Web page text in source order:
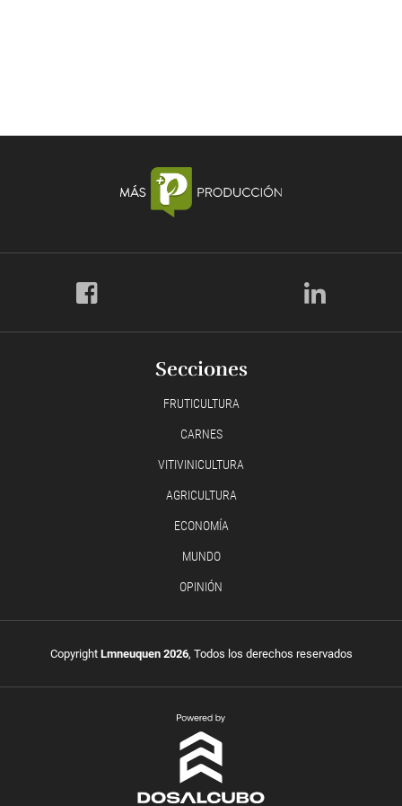
Secciones
FRUTICULTURA
CARNES
VITIVINICULTURA
AGRICULTURA
ECONOMÍA
MUNDO
OPINIÓN
Copyright Lmneuquen 2026, Todos los derechos reservados